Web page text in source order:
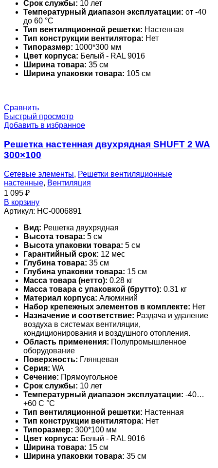
Срок службы: 10 лет
Температурный диапазон эксплуатации: от -40
до 60 °С
Тип вентиляционной решетки: Настенная
Тип конструкции вентилятора: Нет
Типоразмер: 1000*300 мм
Цвет корпуса: Белый - RAL 9016
Ширина товара: 35 см
Ширина упаковки товара: 105 см
Сравнить
Быстрый просмотр
Добавить в избранное
Решетка настенная двухрядная SHUFT 2 WA
300×100
Сетевые элементы, Решетки вентиляционные
настенные, Вентиляция
1 095 ₽
В корзину
Артикул: НС-0006891
Вид: Решетка двухрядная
Высота товара: 5 см
Высота упаковки товара: 5 см
Гарантийный срок: 12 мес
Глубина товара: 35 см
Глубина упаковки товара: 15 см
Масса товара (нетто): 0.28 кг
Масса товара с упаковкой (брутто): 0.31 кг
Материал корпуса: Алюминий
Набор крепежных элементов в комплекте: Нет
Назначение и соответствие: Раздача и удаление
воздуха в системах вентиляции,
кондиционирования и воздушного отопления.
Область применения: Полупромышленное
оборудование
Поверхность: Глянцевая
Серия: WA
Сечение: Прямоугольное
Срок службы: 10 лет
Температурный диапазон эксплуатации: -40…
+60 С °С
Тип вентиляционной решетки: Настенная
Тип конструкции вентилятора: Нет
Типоразмер: 300*100 мм
Цвет корпуса: Белый - RAL 9016
Ширина товара: 15 см
Ширина упаковки товара: 35 см